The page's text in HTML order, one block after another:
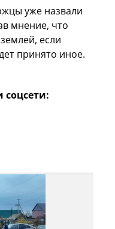
уже назвали
мнение, что
если
принято иное.